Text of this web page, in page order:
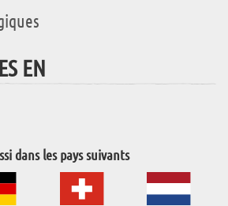
EN
dans les pays suivants